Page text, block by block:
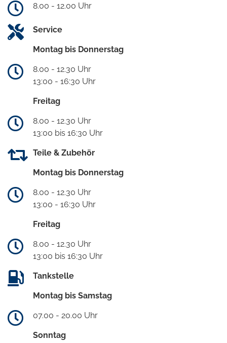
8.00 - 12.00 Uhr
Service
Montag bis Donnerstag
8.00 - 12.30 Uhr
13:00 - 16:30 Uhr
Freitag
8.00 - 12.30 Uhr
13:00 bis 16:30 Uhr
Teile & Zubehör
Montag bis Donnerstag
8.00 - 12.30 Uhr
13:00 - 16:30 Uhr
Freitag
8.00 - 12.30 Uhr
13:00 bis 16:30 Uhr
Tankstelle
Montag bis Samstag
07.00 - 20.00 Uhr
Sonntag